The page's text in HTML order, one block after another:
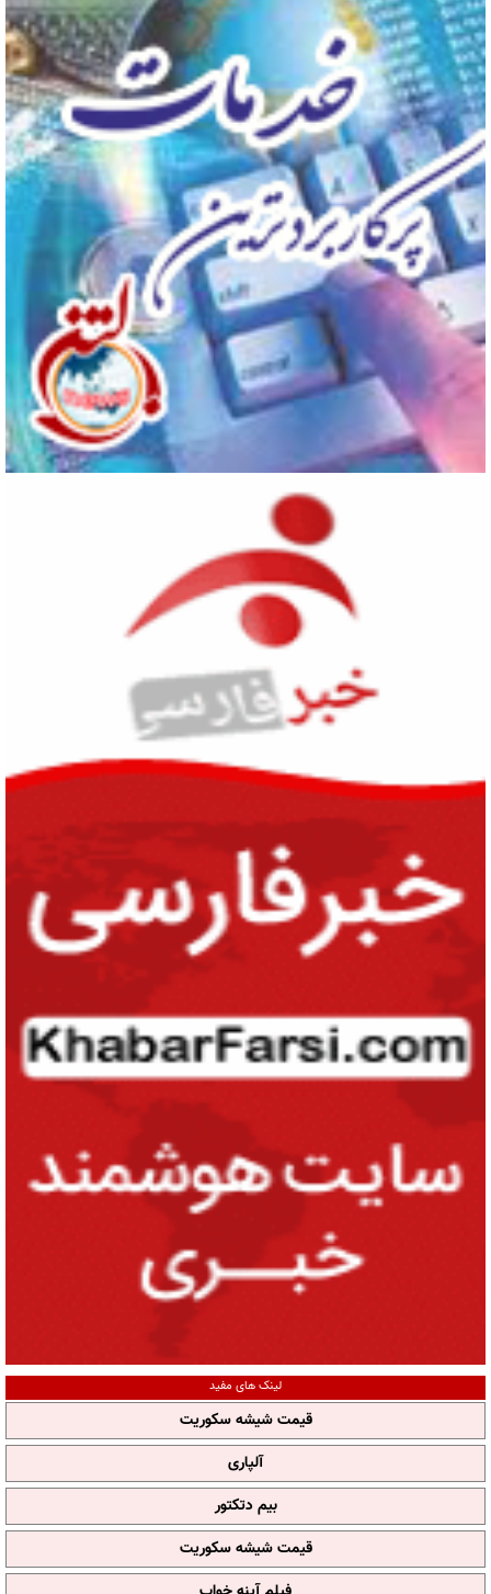
لینک های مفید
قیمت شیشه سکوریت
آلپاری
بیم دتکتور
قیمت شیشه سکوریت